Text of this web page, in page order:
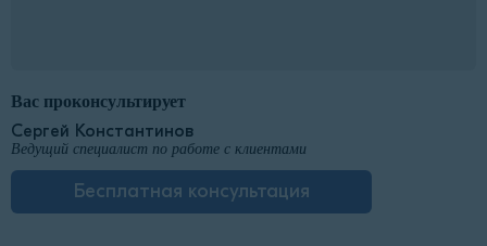
Вас проконсультирует
Сергей Константинов
Ведущий специалист по работе с клиентами
Бесплатная консультация